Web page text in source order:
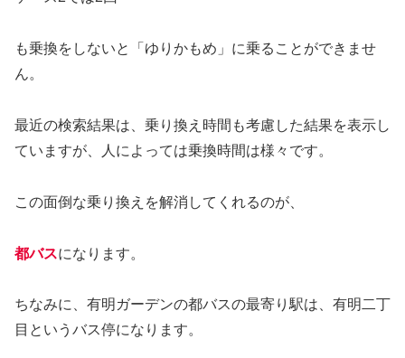
も乗換をしないと「ゆりかもめ」に乗ることができませ
ん。
最近の検索結果は、乗り換え時間も考慮した結果を表示し
ていますが、人によっては乗換時間は様々です。
この面倒な乗り換えを解消してくれるのが、
都バスになります。
ちなみに、有明ガーデンの都バスの最寄り駅は、有明二丁
目というバス停になります。